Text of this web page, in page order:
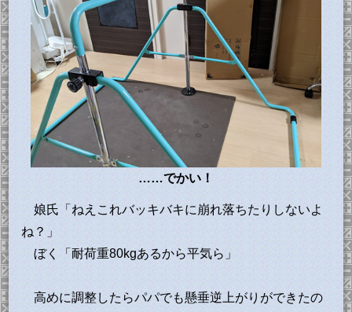
……でかい！
娘氏「ねえこれバッキバキに崩れ落ちたりしないよ
ね？」
ぼく「耐荷重80kgあるから平気ら」
高めに調整したらパパでも懸垂逆上がりができたの